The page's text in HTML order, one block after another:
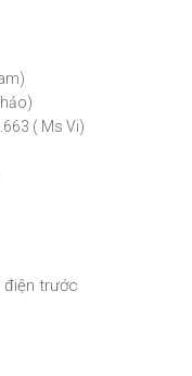
( Ms Vi)
điện trước